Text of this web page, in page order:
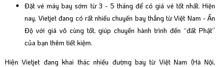
Đặt vé máy bay sớm từ 3 - 5 tháng để có giá vé tốt nhất. Hiện
nay, Vietjet đang có rất nhiều chuyến bay thẳng từ Việt Nam - Ấn
Độ với giá vô cùng tốt, giúp chuyến hành trình đến “đất Phật”
của bạn thêm tiết kiệm.
Hiện Vietjet đang khai thác nhiều đường bay từ Việt Nam (Hà Nội,